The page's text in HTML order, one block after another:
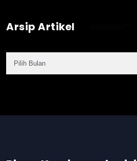
Arsip Artikel